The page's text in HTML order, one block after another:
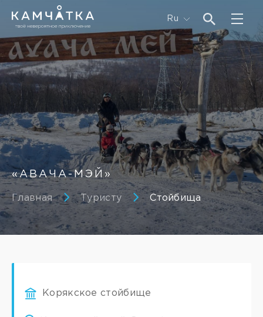
Ru
«АВАЧА-МЭЙ»
Главная Туристу Стойбища
Корякское стойбище